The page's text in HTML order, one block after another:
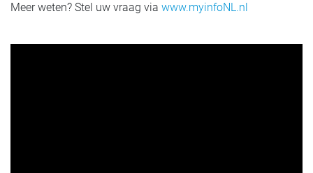
Meer weten? Stel uw vraag via www.myinfoNL.nl